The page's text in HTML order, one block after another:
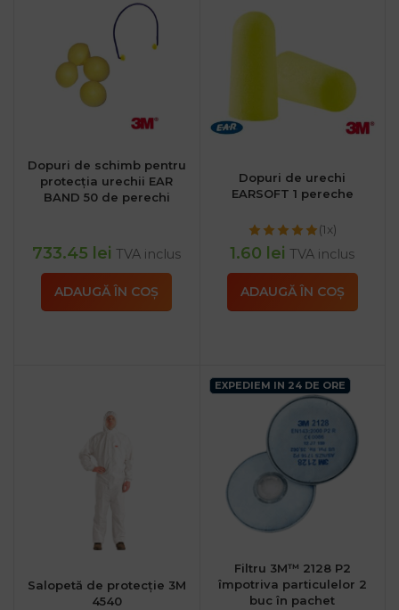
Dopuri de schimb pentru
protecția urechii EAR
BAND 50 de perechi
733.45 lei TVA inclus
ADAUGĂ ÎN COȘ
Dopuri de urechi
EARSOFT 1 pereche
(1x)
1.60 lei TVA inclus
ADAUGĂ ÎN COȘ
Salopetă de protecție 3M
4540
EXPEDIEM IN 24 DE ORE
Filtru 3M™ 2128 P2
împotriva particulelor 2
buc în pachet